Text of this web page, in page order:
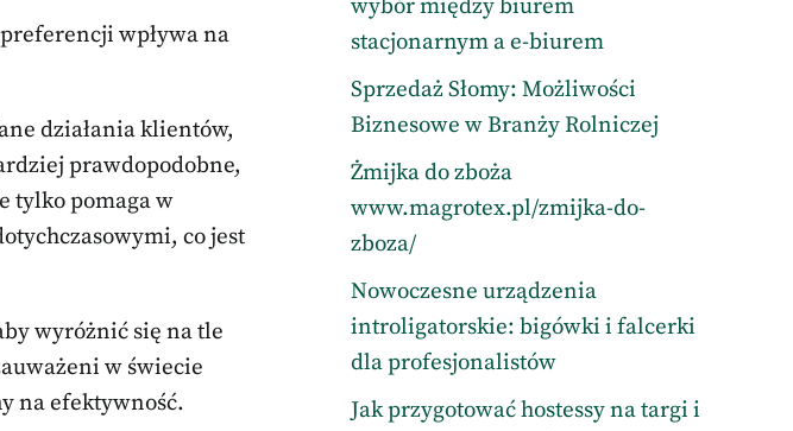
wpływa na
działania klientów,
prawdopodobne,
tylko pomaga w
co jest
wyróżnić się na tle
w świecie
na efektywność.
wybór między biurem
stacjonarnym a e-biurem
Sprzedaż Słomy: Możliwości
Biznesowe w Branży Rolniczej
Żmijka do zboża
www.magrotex.pl/zmijka-do-
zboza/
Nowoczesne urządzenia
introligatorskie: bigówki i falcerki
dla profesjonalistów
Jak przygotować hostessy na targi i